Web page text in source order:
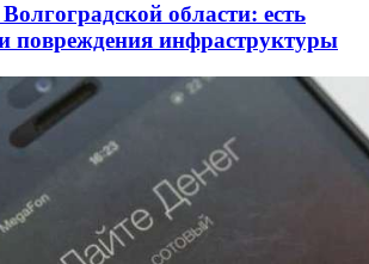
области: есть
повреждения инфраструктуры
вузы в топе зарплатного
и ВолгГМУ вошли в топ‑15
отрасли и фармацевтики